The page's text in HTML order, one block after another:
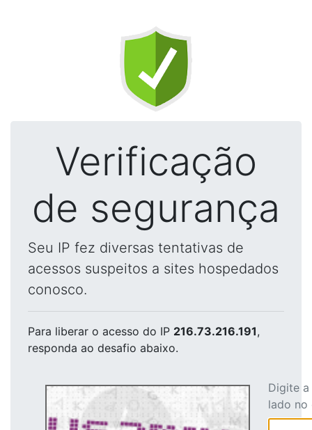
Verificação
de segurança
Seu IP fez diversas tentativas de
acessos suspeitos a sites hospedados
conosco.
Para liberar o acesso do IP 216.73.216.191,
responda ao desafio abaixo.
Digite
lado no